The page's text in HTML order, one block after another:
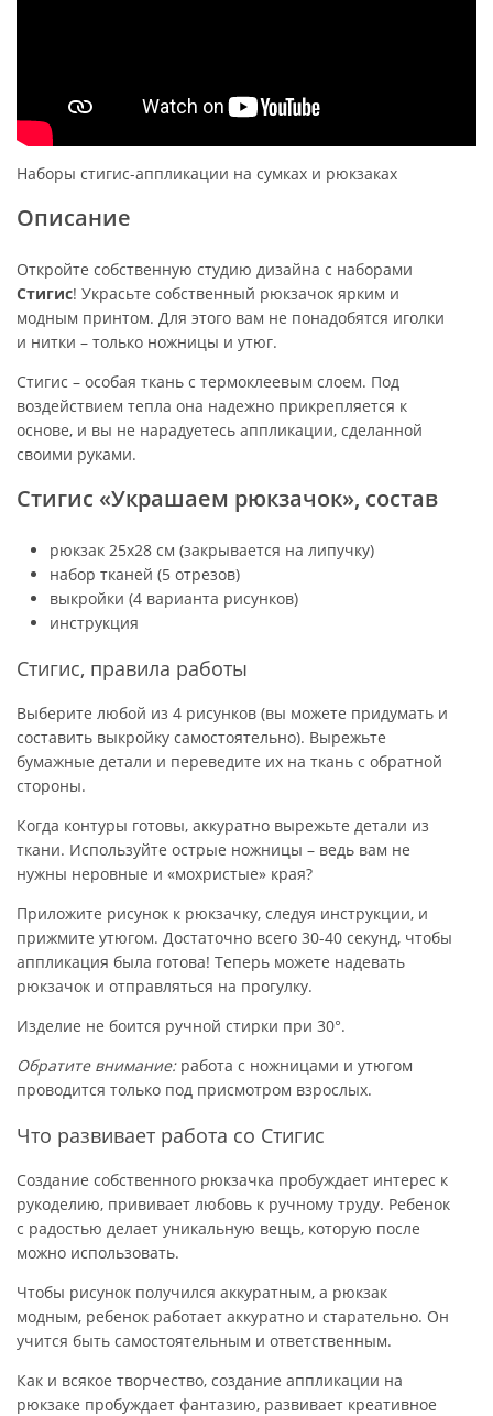
Наборы стигис-аппликации на сумках и рюкзаках
Описание
Откройте собственную студию дизайна с наборами
Стигис! Украсьте собственный рюкзачок ярким и
модным принтом. Для этого вам не понадобятся иголки
и нитки – только ножницы и утюг.
Стигис – особая ткань с термоклеевым слоем. Под
воздействием тепла она надежно прикрепляется к
основе, и вы не нарадуетесь аппликации, сделанной
своими руками.
Стигис «Украшаем рюкзачок», состав
рюкзак 25х28 см (закрывается на липучку)
набор тканей (5 отрезов)
выкройки (4 варианта рисунков)
инструкция
Стигис, правила работы
Выберите любой из 4 рисунков (вы можете придумать и
составить выкройку самостоятельно). Вырежьте
бумажные детали и переведите их на ткань с обратной
стороны.
Когда контуры готовы, аккуратно вырежьте детали из
ткани. Используйте острые ножницы – ведь вам не
нужны неровные и «мохристые» края?
Приложите рисунок к рюкзачку, следуя инструкции, и
прижмите утюгом. Достаточно всего 30-40 секунд, чтобы
аппликация была готова! Теперь можете надевать
рюкзачок и отправляться на прогулку.
Изделие не боится ручной стирки при 30°.
Обратите внимание:работа с ножницами и утюгом
проводится только под присмотром взрослых.
Что развивает работа со Стигис
Создание собственного рюкзачка пробуждает интерес к
рукоделию, прививает любовь к ручному труду. Ребенок
с радостью делает уникальную вещь, которую после
можно использовать.
Чтобы рисунок получился аккуратным, а рюкзак
модным, ребенок работает аккуратно и старательно. Он
учится быть самостоятельным и ответственным.
Как и всякое творчество, создание аппликации на
рюкзаке пробуждает фантазию, развивает креативное